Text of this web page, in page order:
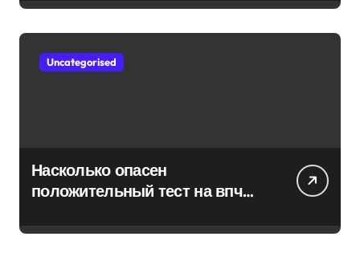
Uncategorised
Насколько опасен
положительный тест на впч